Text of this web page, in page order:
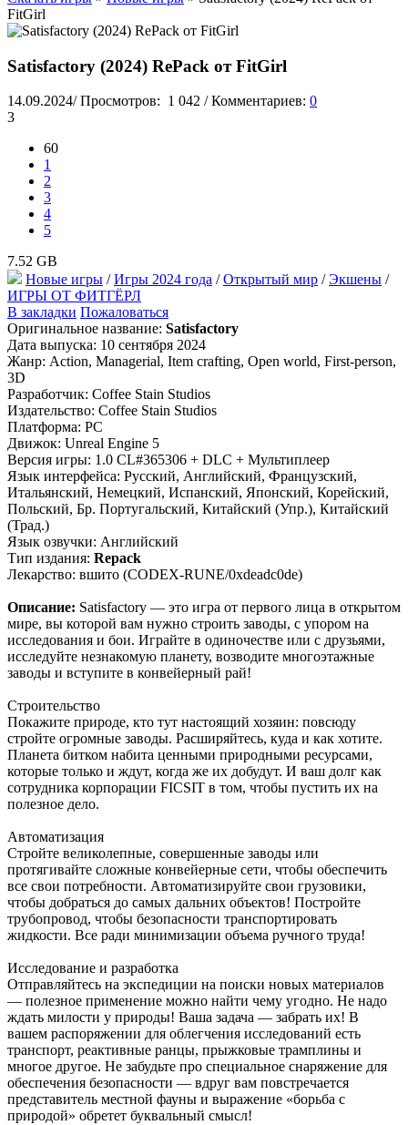
FitGirl
Satisfactory (2024) RePack от FitGirl
14.09.2024/ Просмотров: 1 042 / Комментариев: 0
3
60
1
2
3
4
5
7.52 GB
Новые игры /Игры 2024 года /Открытый мир /Экшены /
ИГРЫ ОТ ФИТГЁРЛ
В закладки Пожаловаться
Оригинальное название: Satisfactory
Дата выпуска: 10 сентября 2024
Жанр: Action, Managerial, Item crafting, Open world, First-person,
3D
Разработчик: Coffee Stain Studios
Издательство: Coffee Stain Studios
Платформа: PC
Движок: Unreal Engine 5
Версия игры: 1.0 CL#365306 + DLC + Мультиплеер
Язык интерфейса: Русский, Английский, Французский,
Итальянский, Немецкий, Испанский, Японский, Корейский,
Польский, Бр. Португальский, Китайский (Упр.), Китайский
(Трад.)
Язык озвучки: Английский
Тип издания: Repack
Лекарство: вшито (CODEX-RUNE/0xdeadc0de)
Описание: Satisfactory — это игра от первого лица в открытом
мире, вы которой вам нужно строить заводы, с упором на
исследования и бои. Играйте в одиночестве или с друзьями,
исследуйте незнакомую планету, возводите многоэтажные
заводы и вступите в конвейерный рай!
Строительство
Покажите природе, кто тут настоящий хозяин: повсюду
стройте огромные заводы. Расширяйтесь, куда и как хотите.
Планета битком набита ценными природными ресурсами,
которые только и ждут, когда же их добудут. И ваш долг как
сотрудника корпорации FICSIT в том, чтобы пустить их на
полезное дело.
Автоматизация
Стройте великолепные, совершенные заводы или
протягивайте сложные конвейерные сети, чтобы обеспечить
все свои потребности. Автоматизируйте свои грузовики,
чтобы добраться до самых дальних объектов! Постройте
трубопровод, чтобы безопасности транспортировать
жидкости. Все ради минимизации объема ручного труда!
Исследование и разработка
Отправляйтесь на экспедиции на поиски новых материалов
— полезное применение можно найти чему угодно. Не надо
ждать милости у природы! Ваша задача — забрать их! В
вашем распоряжении для облегчения исследований есть
транспорт, реактивные ранцы, прыжковые трамплины и
многое другое. Не забудьте про специальное снаряжение для
обеспечения безопасности — вдруг вам повстречается
представитель местной фауны и выражение «борьба с
природой» обретет буквальный смысл!